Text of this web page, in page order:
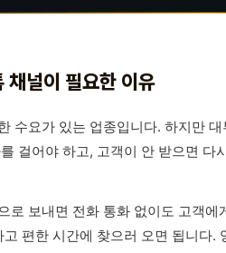
채널이 필요한 이유
수요가 있는 업종입니다. 하지만
걸어야 하고, 고객이 안 받으면
로 보내면 전화 통화 없이도 고객
편한 시간에 찾으러 오면 됩니다.